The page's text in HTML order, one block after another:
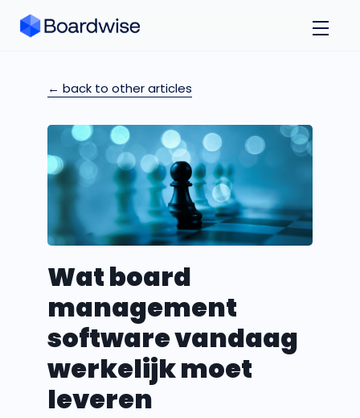
← back to other articles
Wat board
management
software vandaag
werkelijk moet
leveren